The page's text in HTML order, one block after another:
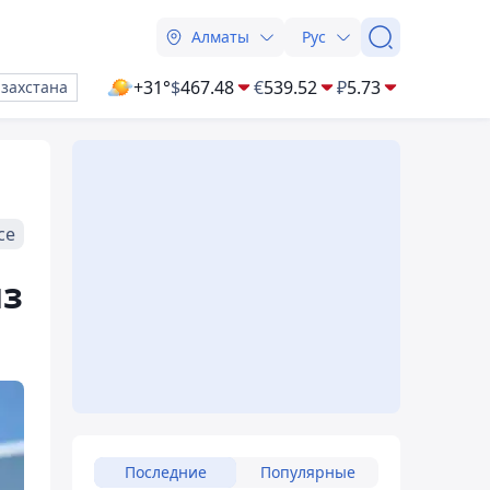
Алматы Рус
+31°$467.48 €539.52 ₽5.73
Последние Популярные